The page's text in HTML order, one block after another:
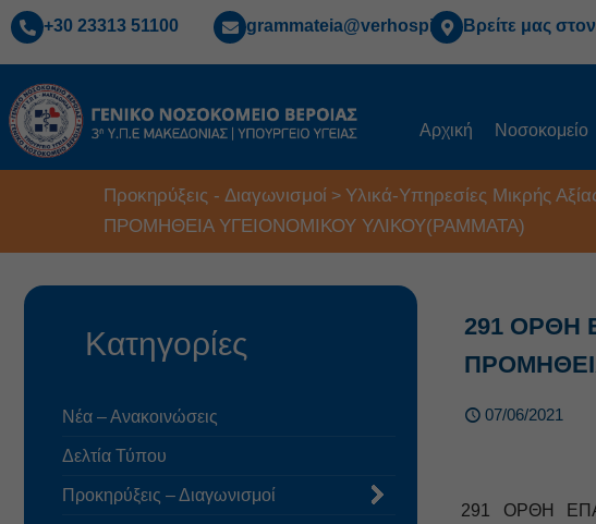
+30 23313 51100 grammateia@verhospi.gr Βρείτε μας
Αρχική Νοσοκομείο
Προκηρύξεις - Διαγωνισμοί > Υλικά-Υπηρεσίες Μικρής
ΠΡΟΜΗΘΕΙΑ ΥΓΕΙΟΝΟΜΙΚΟΥ ΥΛΙΚΟΥ(ΡΑΜΜΑΤΑ)
291 ΟΡΘΗ
07/06/2021
291 ΟΡΘΗ
Κατηγορίες
Νέα – Ανακοινώσεις
Δελτία Τύπου
Προκηρύξεις – Διαγωνισμοί